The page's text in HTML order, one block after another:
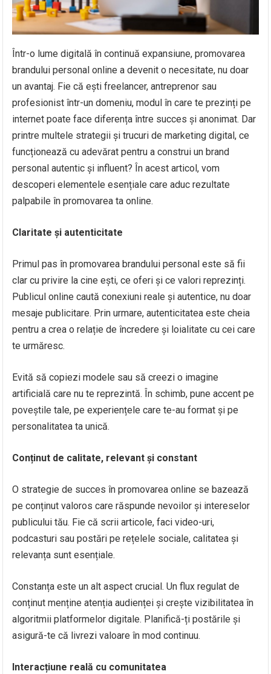
Într-o lume digitală în continuă expansiune, promovarea
brandului personal online a devenit o necesitate, nu doar
un avantaj. Fie că ești freelancer, antreprenor sau
profesionist într-un domeniu, modul în care te prezinți pe
internet poate face diferența între succes și anonimat. Dar
printre multele strategii și trucuri de marketing digital, ce
funcționează cu adevărat pentru a construi un brand
personal autentic și influent? În acest articol, vom
descoperi elementele esențiale care aduc rezultate
palpabile în promovarea ta online.
Claritate și autenticitate
Primul pas în promovarea brandului personal este să fii
clar cu privire la cine ești, ce oferi și ce valori reprezinți.
Publicul online caută conexiuni reale și autentice, nu doar
mesaje publicitare. Prin urmare, autenticitatea este cheia
pentru a crea o relație de încredere și loialitate cu cei care
te urmăresc.
Evită să copiezi modele sau să creezi o imagine
artificială care nu te reprezintă. În schimb, pune accent pe
poveștile tale, pe experiențele care te-au format și pe
personalitatea ta unică.
Conținut de calitate, relevant și constant
O strategie de succes în promovarea online se bazează
pe conținut valoros care răspunde nevoilor și intereselor
publicului tău. Fie că scrii articole, faci video-uri,
podcasturi sau postări pe rețelele sociale, calitatea și
relevanța sunt esențiale.
Constanța este un alt aspect crucial. Un flux regulat de
conținut menține atenția audienței și crește vizibilitatea în
algoritmii platformelor digitale. Planifică-ți postările și
asigură-te că livrezi valoare în mod continuu.
Interacțiune reală cu comunitatea